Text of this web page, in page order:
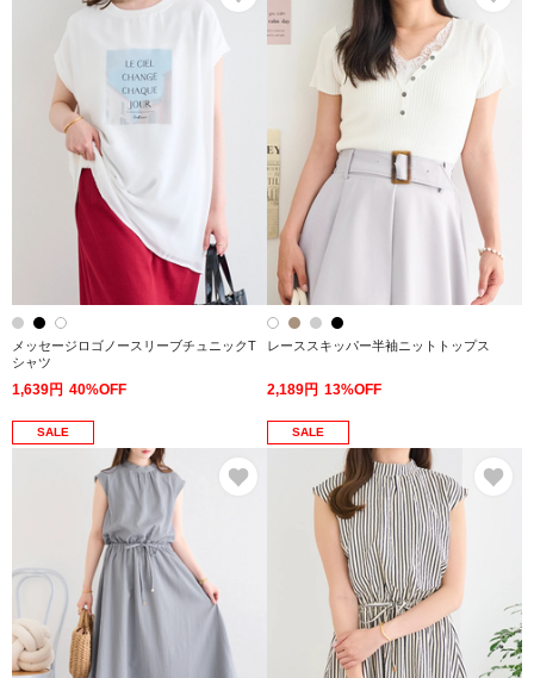
メッセージロゴノースリーブチュニックT
シャツ
1,639円 40%OFF
レーススキッパー半袖ニットトップス
2,189円 13%OFF
SALE SALE